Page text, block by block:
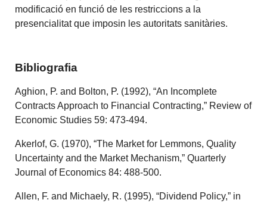
modificació en funció de les restriccions a la
presencialitat que imposin les autoritats sanitàries.
Bibliografia
Aghion, P. and Bolton, P. (1992), “An Incomplete
Contracts Approach to Financial Contracting,” Review of
Economic Studies 59: 473-494.
Akerlof, G. (1970), “The Market for Lemmons, Quality
Uncertainty and the Market Mechanism,” Quarterly
Journal of Economics 84: 488-500.
Allen, F. and Michaely, R. (1995), “Dividend Policy,” in